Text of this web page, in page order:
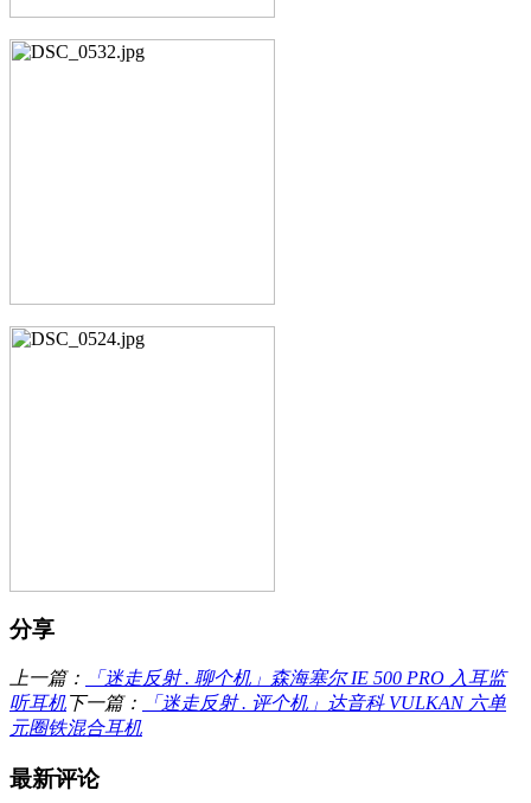
分享
上一篇：
「迷走反射 . 聊个机」森海塞尔 IE 500 PRO 入耳监
听耳机下一篇：
「迷走反射 . 评个机」达音科 VULKAN 六单
元圈铁混合耳机
最新评论